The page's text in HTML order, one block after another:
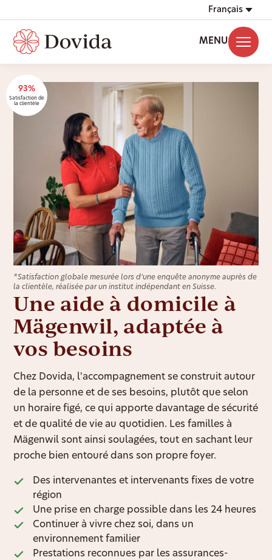
Français
MENU
93%
Satisfaction de
la clientèle
*Satisfaction globale mesurée lors d’une enquête anonyme auprès de
la clientèle, réalisée par un institut indépendant en Suisse.
Une aide à domicile à
Mägenwil, adaptée à
vos besoins
Chez Dovida, l'accompagnement se construit autour
de la personne et de ses besoins, plutôt que selon
un horaire figé, ce qui apporte davantage de sécurité
et de qualité de vie au quotidien. Les familles à
Mägenwil sont ainsi soulagées, tout en sachant leur
proche bien entouré dans son propre foyer.
Des intervenantes et intervenants fixes de votre
région
Une prise en charge possible dans les 24 heures
Continuer à vivre chez soi, dans un
environnement familier
Prestations reconnues par les assurances-